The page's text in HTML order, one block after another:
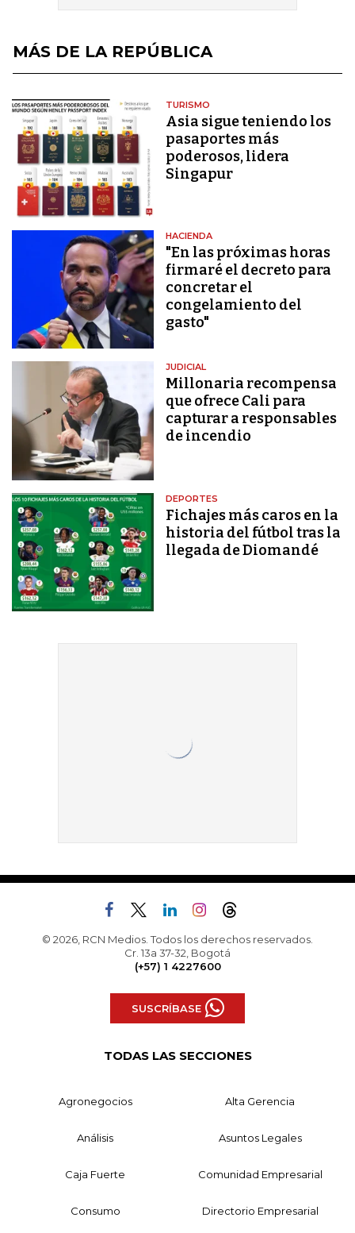
MÁS DE LA REPÚBLICA
TURISMO
Asia sigue teniendo los
pasaportes más
poderosos, lidera
Singapur
HACIENDA
"En las próximas horas
firmaré el decreto para
concretar el
congelamiento del
gasto"
JUDICIAL
Millonaria recompensa
que ofrece Cali para
capturar a responsables
de incendio
DEPORTES
Fichajes más caros en la
historia del fútbol tras la
llegada de Diomandé
© 2026, RCN Medios. Todos los derechos reservados.
Cr. 13a 37-32, Bogotá
(+57) 1 4227600
SUSCRÍBASE
TODAS LAS SECCIONES
Agronegocios Alta Gerencia
Análisis Asuntos Legales
Caja Fuerte Comunidad Empresarial
Consumo Directorio Empresarial